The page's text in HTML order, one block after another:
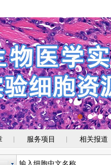
服务项目 相关报道